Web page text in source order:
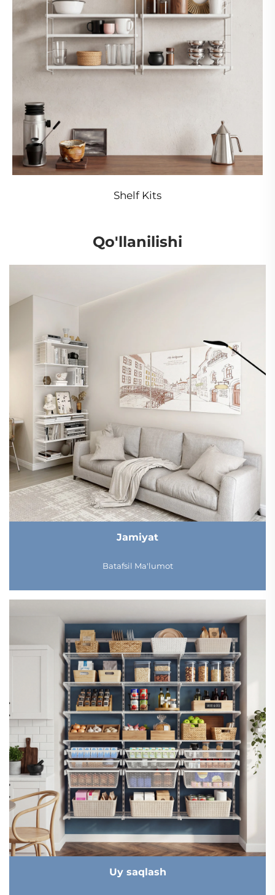
Shelf Kits
Qo'llanilishi
Jamiyat
Batafsil Ma'lumot
Uy saqlash